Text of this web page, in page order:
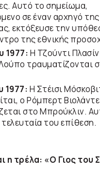
Αυτό το σημείωμα,
σε έναν αρχηγό της
εκτόξευσε την
της εθνικής
1977: Η Τζούντι
τραυματίζονται
1977: Η Στέισι
ο Ρόμπερτ Βιολάντε
στο Μπρούκλιν.
του επίθεση.
η τρέλα: «Ο Γιος του